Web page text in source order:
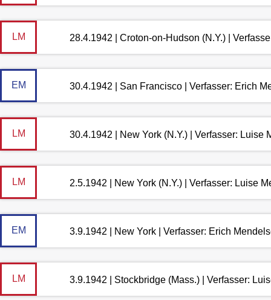
LM 28.4.1942 | Croton-on-Hudson (N.Y.) |
EM 30.4.1942 | San Francisco | Verfasser: Erich
LM 30.4.1942 | New York (N.Y.) | Verfasser: Luise
LM 2.5.1942 | New York (N.Y.) | Verfasser: Luise
EM 3.9.1942 | New York | Verfasser: Erich
LM 3.9.1942 | Stockbridge (Mass.) | Verfasser: